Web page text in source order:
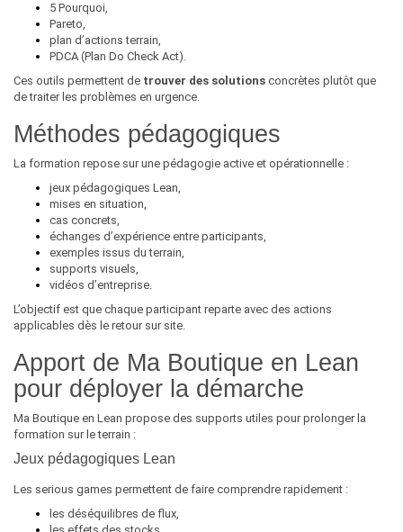
5 Pourquoi,
Pareto,
plan d’actions terrain,
PDCA (Plan Do Check Act).
Ces outils permettent de trouver des solutions concrètes plutôt que
de traiter les problèmes en urgence.
Méthodes pédagogiques
La formation repose sur une pédagogie active et opérationnelle :
jeux pédagogiques Lean,
mises en situation,
cas concrets,
échanges d’expérience entre participants,
exemples issus du terrain,
supports visuels,
vidéos d’entreprise.
L’objectif est que chaque participant reparte avec des actions
applicables dès le retour sur site.
Apport de Ma Boutique en Lean
pour déployer la démarche
Ma Boutique en Lean propose des supports utiles pour prolonger la
formation sur le terrain :
Jeux pédagogiques Lean
Les serious games permettent de faire comprendre rapidement :
les déséquilibres de flux,